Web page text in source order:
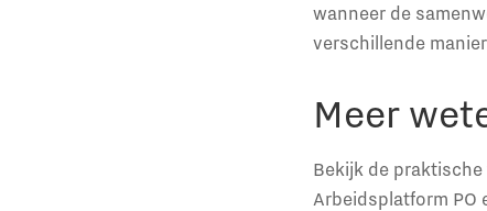
wanneer de
verschillende
Meer
Bekijk de
Arbeidsplatform PO